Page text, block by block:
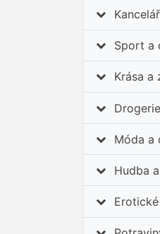
Sport a
Krása a
Drogerie
Móda a
Hudba